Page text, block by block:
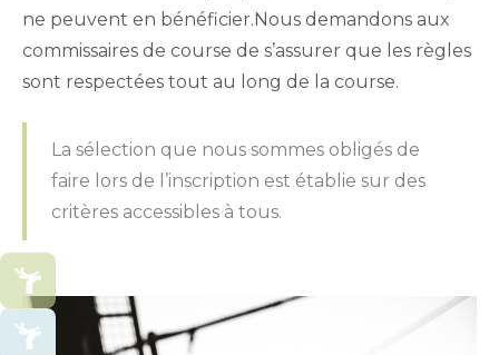
ne peuvent en bénéficier.Nous demandons aux
commissaires de course de s’assurer que les règles
sont respectées tout au long de la course.
La sélection que nous sommes obligés de
faire lors de l’inscription est établie sur des
critères accessibles à tous.